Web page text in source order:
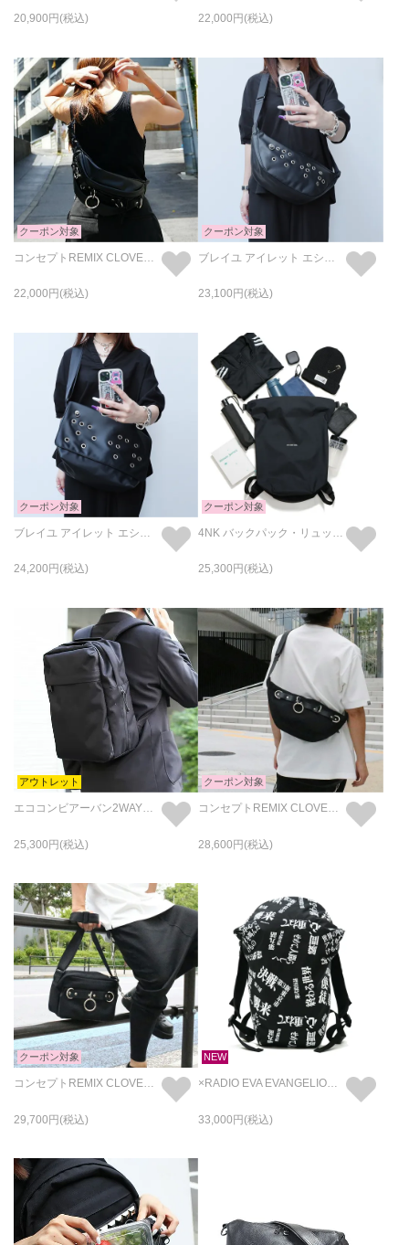
20,900 22,000
クーポン対象
コンセプトREMIX CLOVER ミニショルダーウェストバッグ (eco LEATHER)
22,000
クーポン対象
23,100
クーポン対象
24,200
クーポン対象
25,300
アウトレット
エココンビアーバン2WAYバックパック 26L
25,300
クーポン対象
28,600
クーポン対象
コンセプトREMIX CLOVER アーバンミニショルダー (eco COMBI)
29,700
NEW
×RADIO EVA EVANGELION サブタイトル カモ柄 4NK バックパック・リュック "4NK experiment back bag Series #eins"
33,000